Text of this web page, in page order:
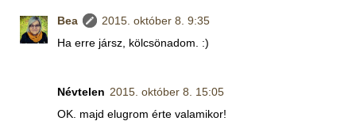
Bea
2015. október 8. 9:35
Ha erre jársz, kölcsönadom. :)
Névtelen 2015. október 8. 15:05
OK. majd elugrom érte valamikor!